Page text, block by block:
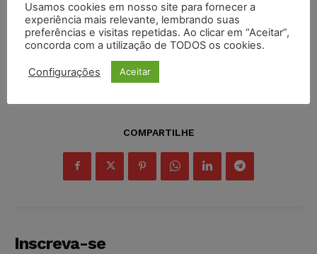
COMPARTILHE
Inscreva-se
Usamos cookies em nosso site para fornecer a
experiência mais relevante, lembrando suas
preferências e visitas repetidas. Ao clicar em “Aceitar”,
concorda com a utilização de TODOS os cookies.
Configurações Aceitar